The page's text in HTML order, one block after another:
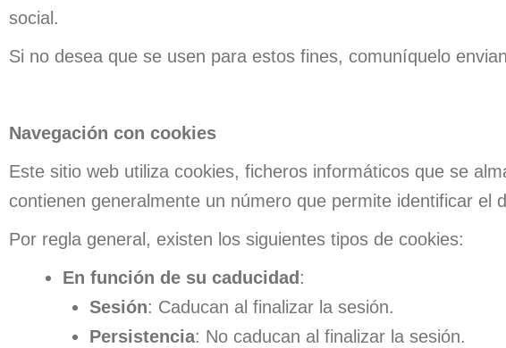
social.
Si no desea que se usen para estos fines, comuníquelo
Navegación con cookies
Este sitio web utiliza cookies, ficheros informáticos que se
contienen generalmente un número que permite identificar el
Por regla general, existen los siguientes tipos de cookies:
En función de su caducidad :
Sesión: Caducan al finalizar la sesión.
Persistencia: No caducan al finalizar la sesión.